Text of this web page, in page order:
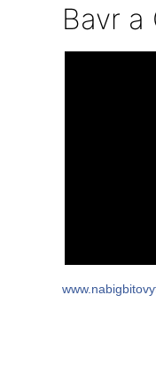
Bavr